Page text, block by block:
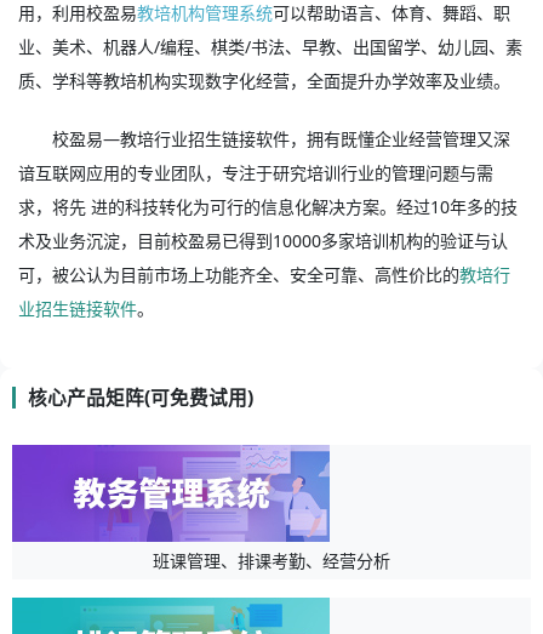
用，利用校盈易教培机构管理系统可以帮助语言、体育、舞蹈、职
业、美术、机器人/编程、棋类/书法、早教、出国留学、幼儿园、素
质、学科等教培机构实现数字化经营，全面提升办学效率及业绩。
校盈易—教培行业招生链接软件，拥有既懂企业经营管理又深
谙互联网应用的专业团队，专注于研究培训行业的管理问题与需
求，将先 进的科技转化为可行的信息化解决方案。经过10年多的技
术及业务沉淀，目前校盈易已得到10000多家培训机构的验证与认
可，被公认为目前市场上功能齐全、安全可靠、高性价比的教培行
业招生链接软件。
核心产品矩阵(可免费试用)
班课管理、排课考勤、经营分析